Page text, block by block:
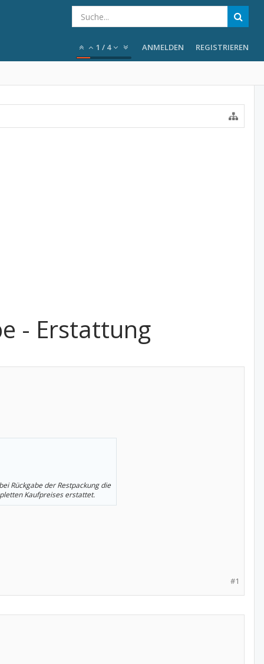
1 / 4 ANMELDEN REGISTRIEREN
- Erstattung
Rückgabe der Restpackung die
Kaufpreises erstattet.
#1